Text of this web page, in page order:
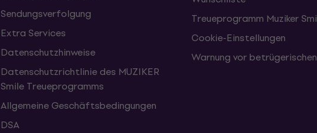
Sendungsverfolgung
Extra Services
Datenschutzhinweise
Datenschutzrichtlinie des MUZIKER
Smile Treueprogramms
Allgemeine Geschäftsbedingungen
DSA
Treueprogramm Muziker
Cookie-Einstellungen
Warnung vor